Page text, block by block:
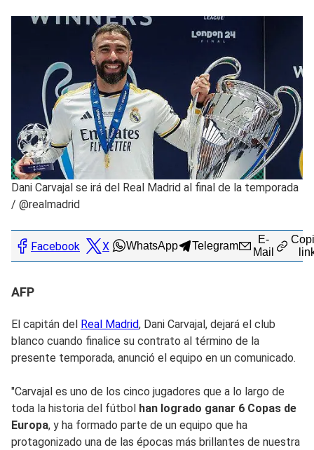
Dani Carvajal se irá del Real Madrid al final de la temporada
/ @realmadrid
Facebook X WhatsApp Telegram
E-
Mail
AFP
El capitán del Real Madrid, Dani Carvajal, dejará el club
blanco cuando finalice su contrato al término de la
presente temporada, anunció el equipo en un comunicado.
"Carvajal es uno de los cinco jugadores que a lo largo de
toda la historia del fútbol han logrado ganar 6 Copas de
Europa, y ha formado parte de un equipo que ha
protagonizado una de las épocas más brillantes de nuestra